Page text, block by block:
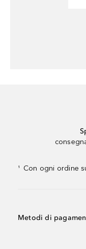
¹ Con ogni ordine
Metodi di